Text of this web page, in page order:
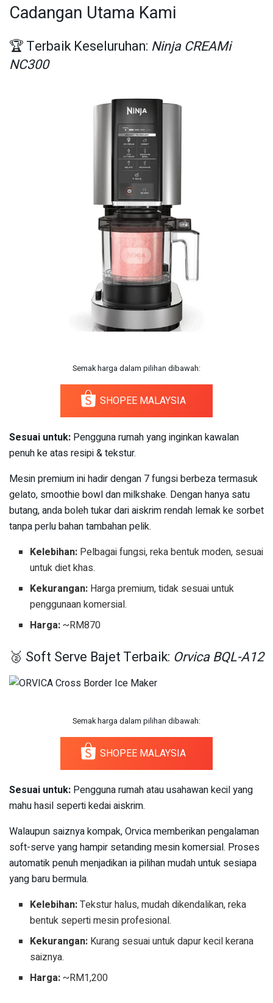
Cadangan Utama Kami
🏆 Terbaik Keseluruhan: Ninja CREAMi
NC300
Semak harga dalam pilihan dibawah:
SHOPEE MALAYSIA
Sesuai untuk: Pengguna rumah yang inginkan kawalan
penuh ke atas resipi & tekstur.
Mesin premium ini hadir dengan 7 fungsi berbeza termasuk
gelato, smoothie bowl dan milkshake. Dengan hanya satu
butang, anda boleh tukar dari aiskrim rendah lemak ke sorbet
tanpa perlu bahan tambahan pelik.
Kelebihan: Pelbagai fungsi, reka bentuk moden, sesuai
untuk diet khas.
Kekurangan: Harga premium, tidak sesuai untuk
penggunaan komersial.
Harga:~RM870
🥈 Soft Serve Bajet Terbaik: Orvica BQL-A12
Semak harga dalam pilihan dibawah:
SHOPEE MALAYSIA
Sesuai untuk: Pengguna rumah atau usahawan kecil yang
mahu hasil seperti kedai aiskrim.
Walaupun saiznya kompak, Orvica memberikan pengalaman
soft-serve yang hampir setanding mesin komersial. Proses
automatik penuh menjadikan ia pilihan mudah untuk sesiapa
yang baru bermula.
Kelebihan:Tekstur halus, mudah dikendalikan, reka
bentuk seperti mesin profesional.
Kekurangan: Kurang sesuai untuk dapur kecil kerana
saiznya.
Harga:~RM1,200